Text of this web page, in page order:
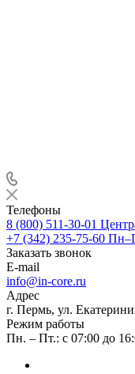
Телефоны
8 (800) 511-30-01
+7 (342) 235-75-60
Заказать звонок
E-mail
info@in-core.ru
Адрес
г. Пермь, ул.
Режим работы
Пн. – Пт.: с 07:00 до